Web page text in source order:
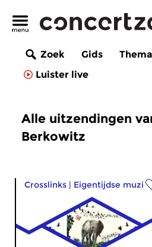
Zoek Gids
Luister live
Alle uitzendingen
Berkowitz
Crosslinks | Eigentijdse